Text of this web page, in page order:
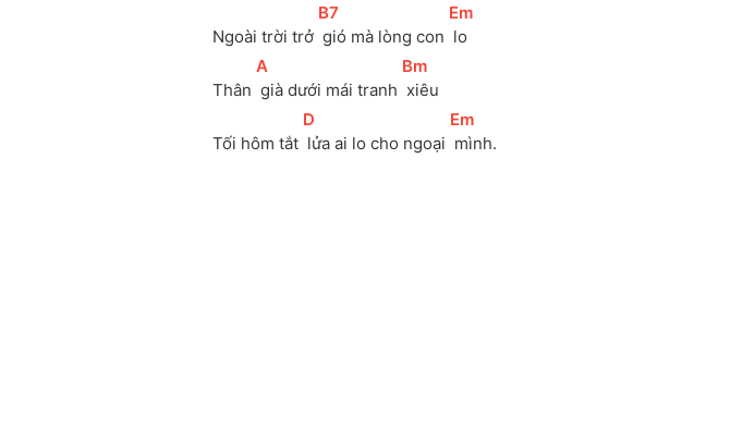
Ngoài trời trở
[B7
gió mà lòng con
[Em
lo
Thân
[
A
già dưới mái tranh
[Bm
xiêu
Tối hôm tắt
[D
lửa ai lo cho ngoại
[Em
mình.